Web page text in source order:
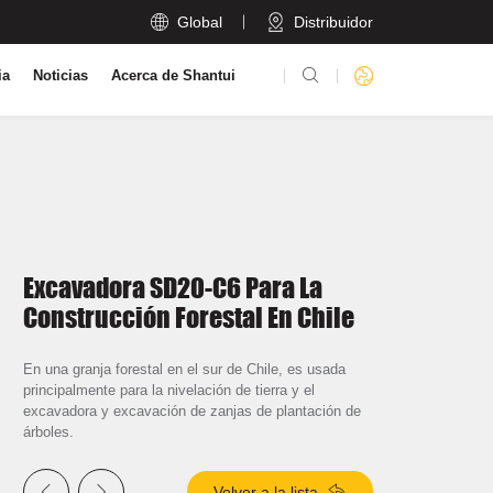
 Global Distribuidor

Noticias Acerca de Shantui
Excavadora SD20-C6 Para La
Construcción Forestal En Chile
En una granja forestal en el sur de Chile, es usada
principalmente para la nivelación de tierra y el
excavadora y excavación de zanjas de plantación de
árboles.